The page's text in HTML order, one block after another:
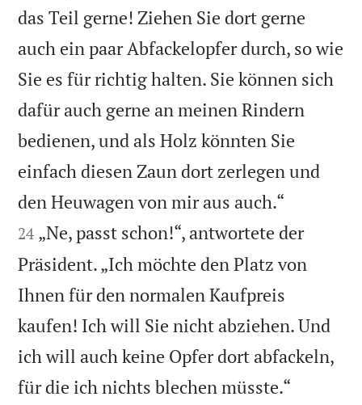
das Teil gerne! Ziehen Sie dort gerne
auch ein paar Abfackelopfer durch, so wie
Sie es für richtig halten. Sie können sich
dafür auch gerne an meinen Rindern
bedienen, und als Holz könnten Sie
einfach diesen Zaun dort zerlegen und
den Heuwagen von mir aus auch.“
24 „Ne, passt schon!“, antwortete der
Präsident. „Ich möchte den Platz von
Ihnen für den normalen Kaufpreis
kaufen! Ich will Sie nicht abziehen. Und
ich will auch keine Opfer dort abfackeln,
für die ich nichts blechen müsste.“